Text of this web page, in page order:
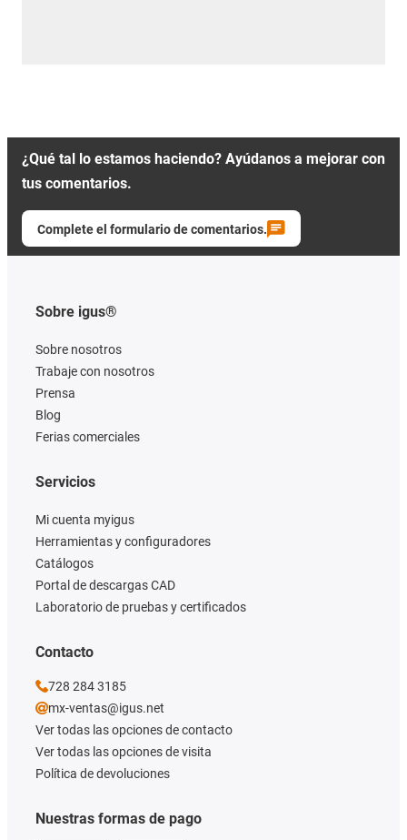
¿Qué tal lo estamos haciendo? Ayúdanos a mejorar con
tus comentarios.
Complete el formulario de comentarios.
Sobre igus®
Sobre nosotros
Trabaje con nosotros
Prensa
Blog
Ferias comerciales
Nuestras formas de pago
Servicios
Mi cuenta myigus
Herramientas y configuradores
Catálogos
Portal de descargas CAD
Laboratorio de pruebas y certificados
Contacto
728 284 3185
mx-ventas@igus.net
Ver todas las opciones de contacto
Ver todas las opciones de visita
Política de devoluciones